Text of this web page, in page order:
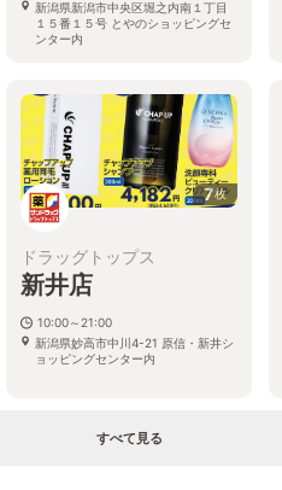
新潟県新潟市中央区堀之内南１丁目
１５番１５号 とやのショッピングセ
ンター内
7枚
ドラッグトップス
新井店
10:00～21:00
新潟県妙高市中川4-21 原信・新井シ
ョッピングセンター内
すべて見る